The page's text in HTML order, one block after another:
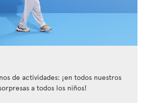
de actividades: ¡en todos nuestros
a todos los niños!